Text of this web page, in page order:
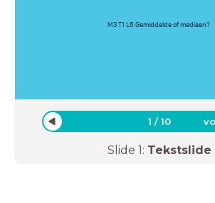
M3 T1 L5 Gemiddelde of mediaan?
1 /10
Slide 1: Tekstslide